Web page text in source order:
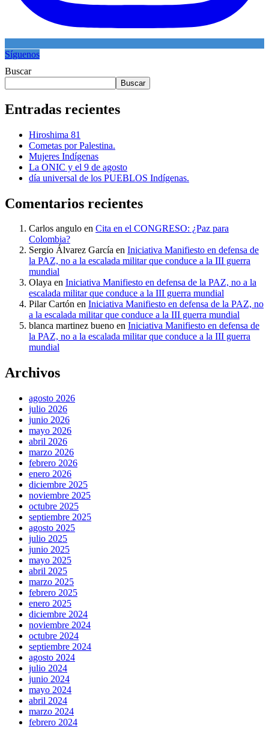
Síguenos
Buscar
Buscar
Entradas recientes
Hiroshima 81
Cometas por Palestina.
Mujeres Indígenas
La ONIC y el 9 de agosto
día universal de los PUEBLOS Indígenas.
Comentarios recientes
Carlos angulo en Cita en el CONGRESO: ¿Paz para
Colombia?
Sergio Álvarez García en Iniciativa Manifiesto en defensa de
la PAZ, no a la escalada militar que conduce a la III guerra
mundial
Olaya en Iniciativa Manifiesto en defensa de la PAZ, no a la
escalada militar que conduce a la III guerra mundial
Pilar Cartón en Iniciativa Manifiesto en defensa de la PAZ, no
a la escalada militar que conduce a la III guerra mundial
blanca martinez bueno en Iniciativa Manifiesto en defensa de
la PAZ, no a la escalada militar que conduce a la III guerra
mundial
Archivos
agosto 2026
julio 2026
junio 2026
mayo 2026
abril 2026
marzo 2026
febrero 2026
enero 2026
diciembre 2025
noviembre 2025
octubre 2025
septiembre 2025
agosto 2025
julio 2025
junio 2025
mayo 2025
abril 2025
marzo 2025
febrero 2025
enero 2025
diciembre 2024
noviembre 2024
octubre 2024
septiembre 2024
agosto 2024
julio 2024
junio 2024
mayo 2024
abril 2024
marzo 2024
febrero 2024